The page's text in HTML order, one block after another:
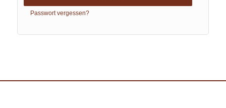
Passwort vergessen?